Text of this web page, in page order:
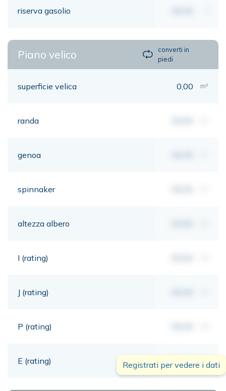
riserva gasolio
Piano velico
converti in
piedi
superficie velica 0,00 m²
randa
genoa
spinnaker
altezza albero
I (rating)
J (rating)
P (rating)
E (rating) 00,00 mt
Registrati per vedere i dati